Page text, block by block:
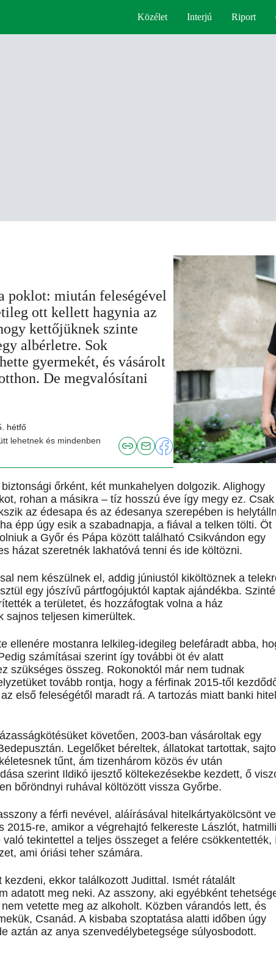
Közélet Interjú Riport
poklot: miután feleségével
ott kellett hagynia az
kettőjüknek szinte
albérletre. Sok
gyermekét, és vásárolt
De megvalósítani
hétfő
lehetnek és mindenben
őrként, két munkahelyen dolgozik. Alighogy
rohan a másikra – tíz hosszú éve így megy ez. Csak
az édesapa és az édesanya szerepében is
épp úgy esik a szabadnapja, a fiával a telken tölti. Öt
a Győr és Pápa között található Csikvándon egy
házat szeretnék lakhatóvá tenni és ide költözni.
nem készülnek el, addig júniustól kiköltöznek a
egy jószívű pártfogójuktól kaptak ajándékba.
a területet, és hozzáfogtak volna a ház
sajnos teljesen kimerültek.
ellenére mostanra lelkileg-idegileg belefáradt abba,
számításai szerint így további öt év alatt
szükséges összeg. Rokonoktól már nem tudnak
tovább rontja, hogy a férfinak 2015-től
első feleségétől maradt rá. A tartozás miatt banki
követően, 2003-ban vásároltak egy
Legelőket béreltek, állatokat tartottak,
tűnt, ám tizenhárom közös év után
szerint Ildikó ijesztő költekezésekbe kezdett, ő
bőröndnyi ruhával költözött vissza Győrbe.
a férfi nevével, aláírásával hitelkártyakölcsönt
2015-re, amikor a végrehajtó felkereste Lászlót,
tekintettel a teljes összeget a felére csökkentették,
ami óriási teher számára.
ekkor találkozott Judittal. Ismét rátalált
adatott meg neki. Az asszony, aki egyébként
vetette meg az alkoholt. Közben várandós lett, és
Csanád. A kisbaba szoptatása alatti időben úgy
aztán az anya szenvedélybetegsége súlyosbodott.